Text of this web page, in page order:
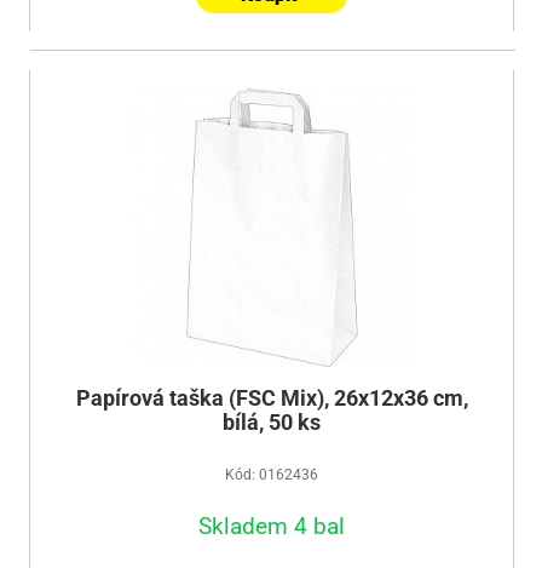
Papírová taška (FSC Mix), 26x12x36 cm,
bílá, 50 ks
Kód: 0162436
Skladem 4 bal